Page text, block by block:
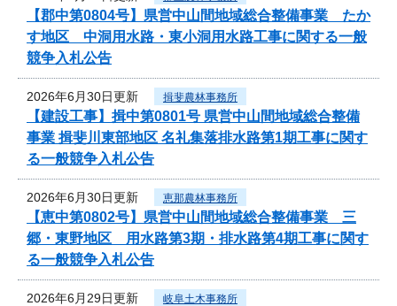
【郡中第0804号】県営中山間地域総合整備事業 たか
す地区 中洞用水路・東小洞用水路工事に関する一般
競争入札公告
2026年6月30日更新 揖斐農林事務所
【建設工事】揖中第0801号 県営中山間地域総合整備
事業 揖斐川東部地区 名礼集落排水路第1期工事に関す
る一般競争入札公告
2026年6月30日更新 恵那農林事務所
【恵中第0802号】県営中山間地域総合整備事業 三
郷・東野地区 用水路第3期・排水路第4期工事に関す
る一般競争入札公告
2026年6月29日更新 岐阜土木事務所